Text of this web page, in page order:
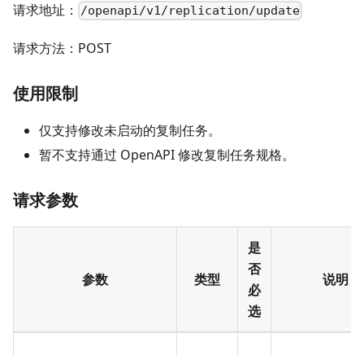
请求地址： /openapi/v1/replication/update
请求方法：POST
使用限制
仅支持修改未启动的复制任务。
暂不支持通过 OpenAPI 修改复制任务规格。
请求参数
参数 类型
是
否
必
选
说明